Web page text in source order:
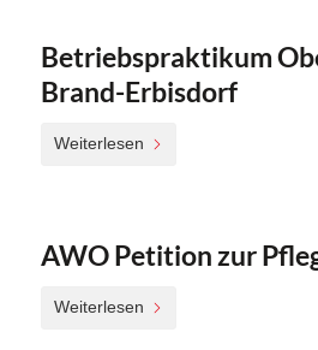
Betriebspraktikum
Brand-Erbisdorf
Weiterlesen
AWO Petition zur
Weiterlesen